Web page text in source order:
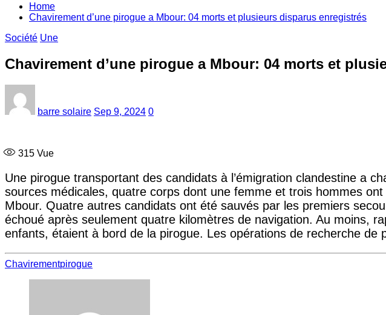
Home
Chavirement d’une pirogue a Mbour: 04 morts et plusieurs disparus enregistrés
Société Une
Chavirement d’une pirogue a Mbour: 04 morts et
barre solaire Sep 9, 2024 0
315 Vue
Une pirogue transportant des candidats à l’émigration clandestine a
sources médicales, quatre corps dont une femme et trois hommes
Mbour. Quatre autres candidats ont été sauvés par les premiers
échoué après seulement quatre kilomètres de navigation. Au moins,
enfants, étaient à bord de la pirogue. Les opérations de recherche
Chavirementpirogue